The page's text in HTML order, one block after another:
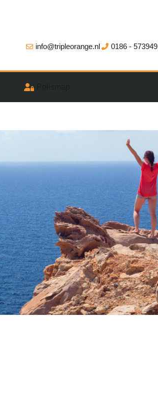
info@tripleorange.nl 0186 - 573949